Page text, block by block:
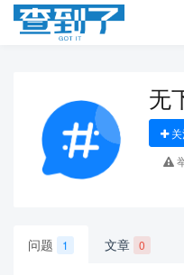
无
问题 1 文章 0